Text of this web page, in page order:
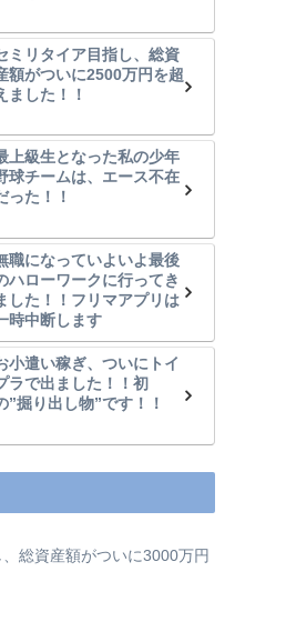
ミリタイア目指し、総資
額がついに2500万円を超
ました！！
上級生となった私の少年
球チームは、エース不在
った！！
職になっていよいよ最後
ハローワークに行ってき
した！！フリマアプリは
時中断します
小遣い稼ぎ、ついにトイ
ラで出ました！！初
”掘り出し物”です！！
総資産額がついに3000万円